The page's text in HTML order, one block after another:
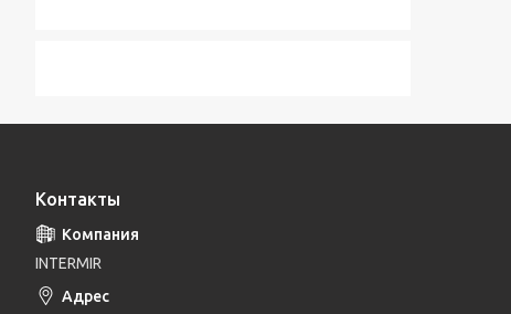
Контакты
INTERMIR